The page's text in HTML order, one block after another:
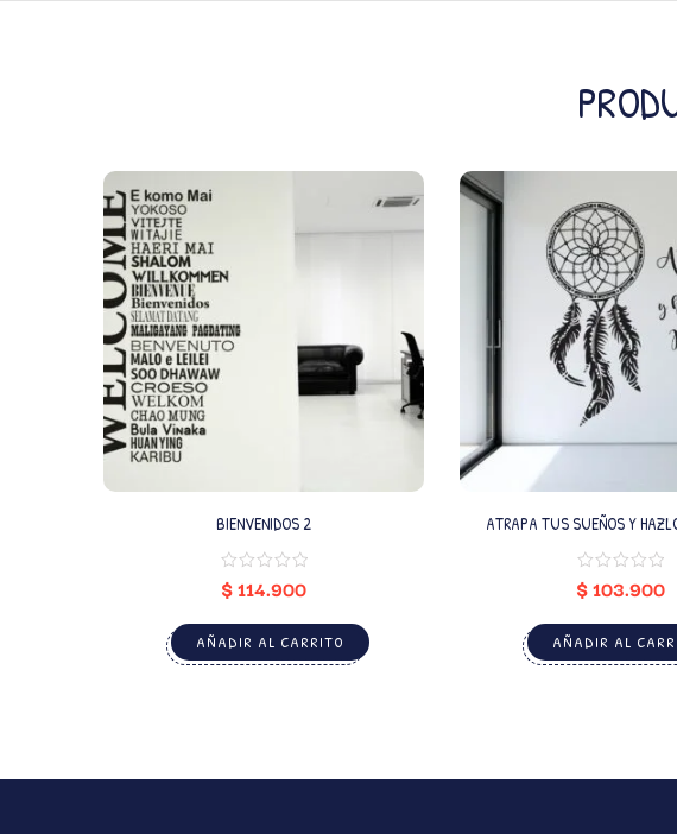
BIENVENIDOS 2
$114.900
AÑADIR AL CARRITO
ATRAPA TUS SUEÑOS Y
$103.900
AÑADIR AL